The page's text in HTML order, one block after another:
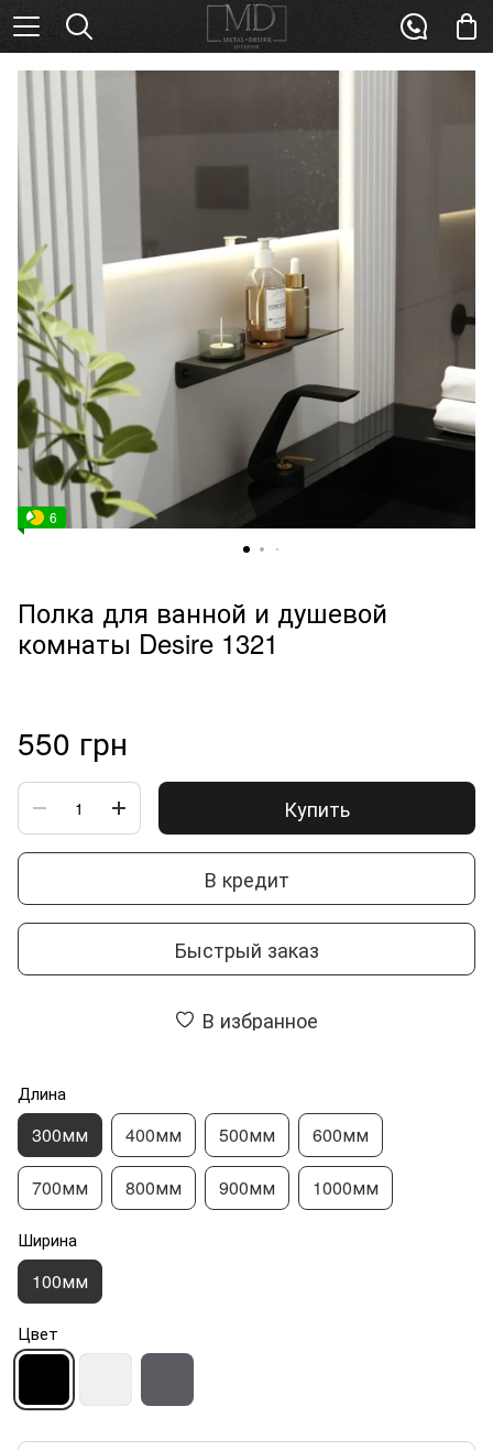
6
Полка для ванной и душевой
комнаты Desire 1321
550 грн
Купить
В кредит
Быстрый заказ
В избранное
Длина
300мм 400мм 500мм 600мм
700мм 800мм 900мм 1000мм
Ширина
100мм
Цвет